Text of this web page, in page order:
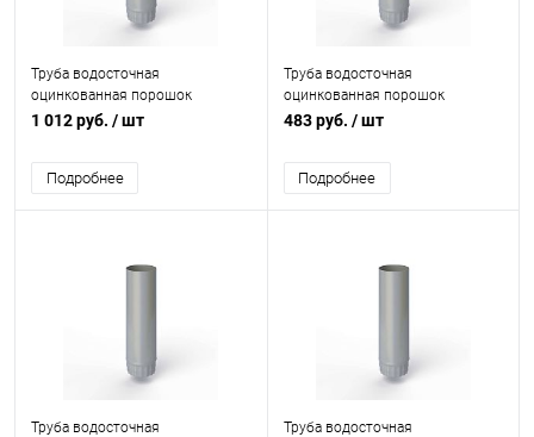
Труба водосточная
оцинкованная порошок
ф216х1250мм RAL 7040
1 012 руб. / шт
Подробнее
Труба водосточная
оцинкованная порошок
ф100х1250мм RAL 7040
483 руб. / шт
Подробнее
Труба водосточная
Труба водосточная